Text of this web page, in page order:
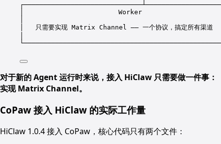
│                        Worker
│   只需要实现 Matrix Channel —— 一个协议，搞定所
对于新的 Agent 运行时来说，接入 HiClaw 只需要做一件事：
实现 Matrix Channel。
CoPaw 接入 HiClaw 的实际工作量
HiClaw 1.0.4 接入 CoPaw，核心代码只有两个文件：